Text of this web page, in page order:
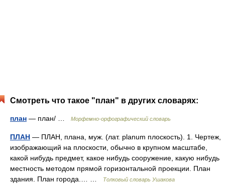
Смотреть что такое "план" в других словарях:
план — план/ … Морфемно-орфографический словарь
ПЛАН — ПЛАН, плана, муж. (лат. planum плоскость). 1. Чертеж,
изображающий на плоскости, обычно в крупном масштабе,
какой нибудь предмет, какое нибудь сооружение, какую нибудь
местность методом прямой горизонтальной проекции. План
здания. План города.… …
Толковый словарь Ушакова